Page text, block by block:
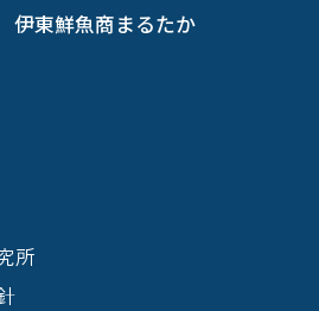
伊東鮮魚商まるたか
所